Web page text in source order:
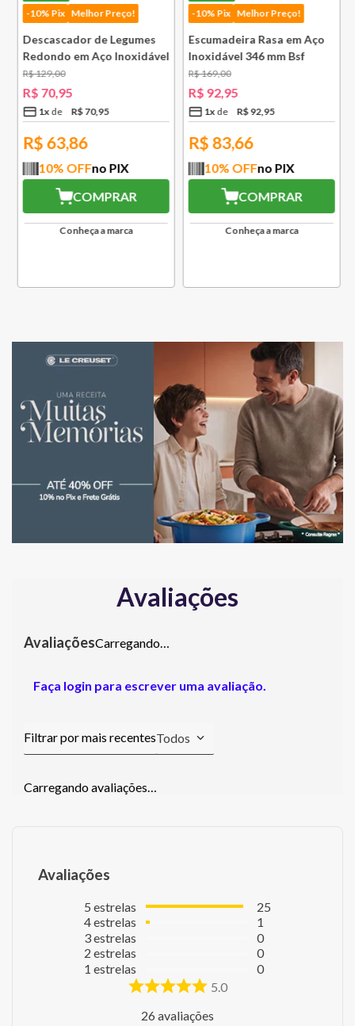
-10% Pix
Melhor Preço!
Descascador de Legumes
Redondo em Aço Inoxidável
131 mm Bsf
R$129,00
R$ 70,95
1x R$ 70,95
R$ 63,86
10% OFFno PIX
COMPRAR
Conheça a marca
-10% Pix
Melhor Preço!
Escumadeira Rasa em Aço
Inoxidável 346 mm Bsf
R$169,00
R$ 92,95
1x R$ 92,95
R$ 83,66
10% OFFno PIX
COMPRAR
Conheça a marca
Avaliações
Carregando…
Faça login para escrever uma avaliação.
Todos
Carregando avaliações…
Avaliações
5 estrelas
4estrelas
3estrelas
2 estrelas
1 estrelas
25
1
0
0
0
5.0
26 avaliações